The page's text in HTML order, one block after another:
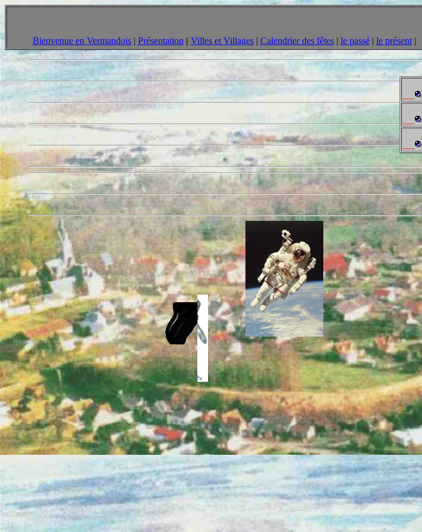
Bienvenue en Vermandois | Présentation | Villes et Villages | Calendrier des fêtes | le passé | le présent |